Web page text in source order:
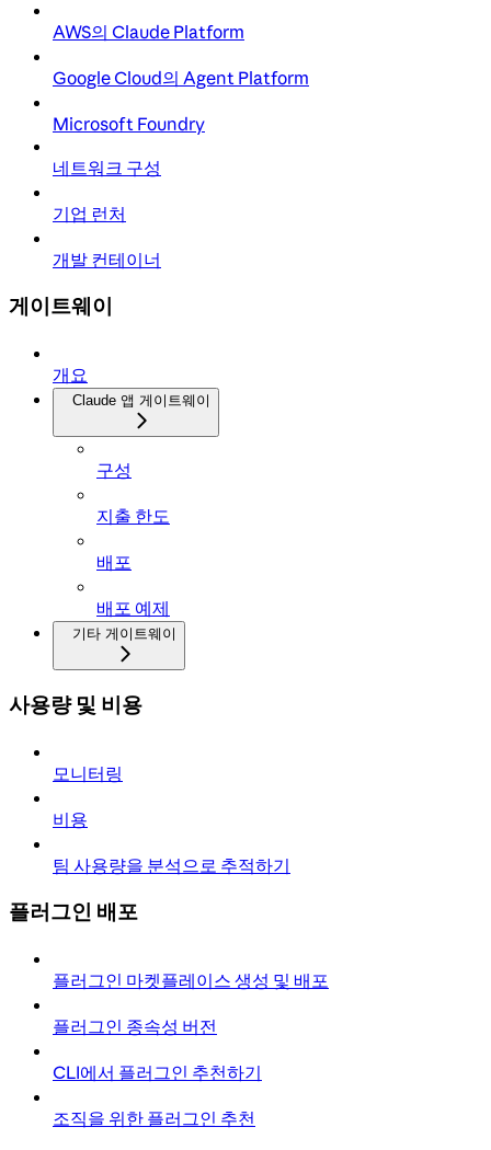
AWS의 Claude Platform
Google Cloud의 Agent Platform
Microsoft Foundry
네트워크 구성
기업 런처
개발 컨테이너
게이트웨이
개요
Claude 앱 게이트웨이
구성
지출 한도
배포
배포 예제
기타 게이트웨이
사용량 및 비용
모니터링
비용
팀 사용량을 분석으로 추적하기
플러그인 배포
플러그인 마켓플레이스 생성 및 배포
플러그인 종속성 버전
CLI에서 플러그인 추천하기
조직을 위한 플러그인 추천